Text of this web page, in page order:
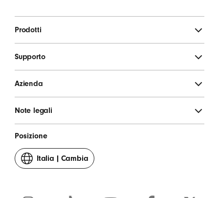
Prodotti
Supporto
Azienda
Note legali
Posizione
Italia | Cambia
il